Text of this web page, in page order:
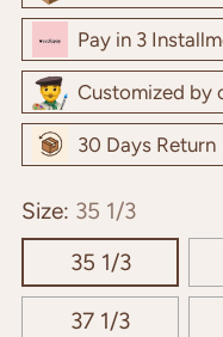
Pay in 3
Customized
30 Days Return
Size: 35 1/3
35 1/3
37 1/3